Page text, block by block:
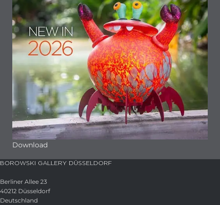
Download
BOROWSKI GALLERY DÜSSELDORF
Berliner Allee 23
40212 Düsseldorf
Deutschland